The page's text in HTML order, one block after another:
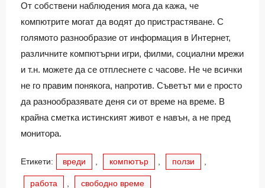
От собствени наблюдения мога да кажа, че
компютрите могат да водят до пристрастяване. С
голямото разнообразие от информация в Интернет,
различните компютърни игри, филми, социални мрежи
и т.н. можете да се отплеснете с часове. Не че всички
не го правим понякога, напротив. Съветът ми е просто
да разнообразявате деня си от време на време. В
крайна сметка истинският живот е навън, а не пред
монитора.
Етикети: вреди компютър ползи
работа свободно време